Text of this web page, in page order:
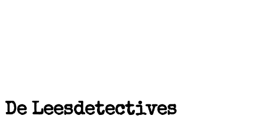
De Leesdetectives